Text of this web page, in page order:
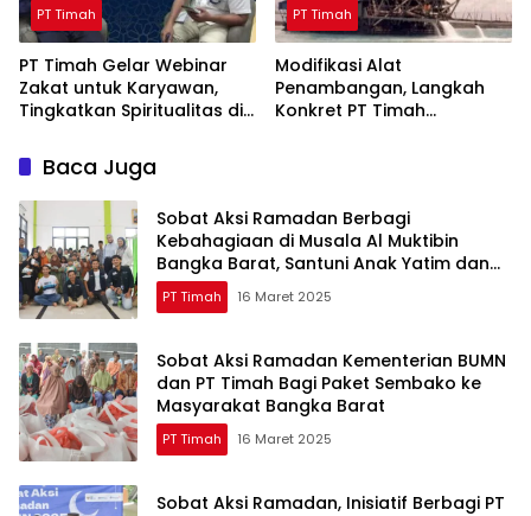
PT Timah
PT Timah Gelar Webinar
Zakat untuk Karyawan,
Tingkatkan Spiritualitas di
PT Timah
Modifikasi Alat
Penambangan, Langkah
Konkret PT Timah
Baca Juga
Sobat Aksi Ramadan Berbagi
Kebahagiaan di Musala Al Muktibin
Bangka Barat, Santuni Anak Yatim dan
Piatu
PT Timah 16 Maret 2025
Sobat Aksi Ramadan Kementerian BUMN
dan PT Timah Bagi Paket Sembako ke
Masyarakat Bangka Barat
PT Timah 16 Maret 2025
Sobat Aksi Ramadan, Inisiatif Berbagi PT